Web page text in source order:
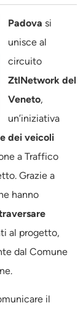
Padova si
unisce al
circuito
ZtlNetwork del
Veneto,
un’iniziativa
dei veicoli
a Traffico
Grazie a
hanno
al progetto,
dal Comune
il